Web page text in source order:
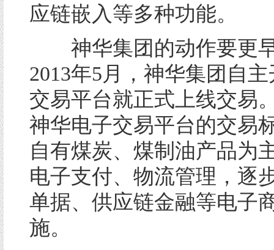
应链嵌入等多种功能。
神华集团的动作要更
2013年5月，神华集团自
交易平台就正式上线交易
神华电子交易平台的交易
自有煤炭、煤制油产品为
电子支付、物流管理，逐
单据、供应链金融等电子
施。